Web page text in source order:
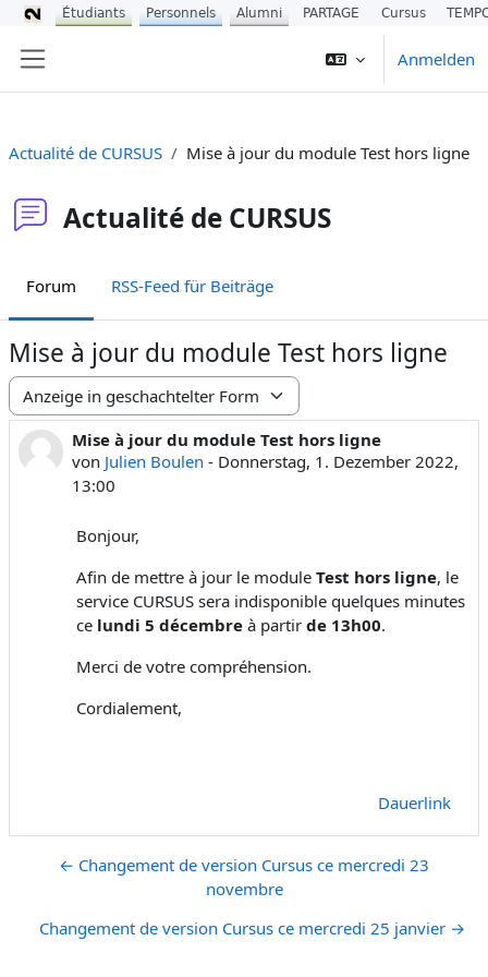
Anmelden
Actualité de CURSUS Mise à jour du module Test hors ligne
Actualité de CURSUS
Forum RSS-Feed für Beiträge
Mise à jour du module Test hors ligne
Anzeigemodus
Mise à jour du module Test hors ligne
von Julien Boulen - Donnerstag, 1. Dezember 2022,
13:00
Anzahl Antworten: 0
Bonjour,
Afin de mettre à jour le module Test hors ligne, le
service CURSUS sera indisponible quelques minutes
ce lundi 5 décembre à partir de 13h00.
Merci de votre compréhension.
Cordialement,
Dauerlink
← Changement de version Cursus ce mercredi 23
novembre
Changement de version Cursus ce mercredi 25 janvier →
Étudiants Personnels Alumni PARTAGE Cursus